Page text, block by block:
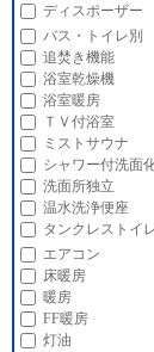
ディスポーザー
バス・トイレ別
追焚き機能
浴室乾燥機
浴室暖房
ＴＶ付浴室
ミストサウナ
シャワー付洗面
洗面所独立
温水洗浄便座
タンクレストイ
エアコン
床暖房
暖房
FF暖房
灯油